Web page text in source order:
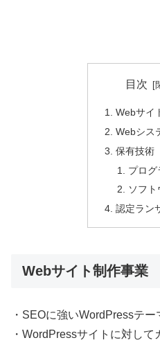
目次
Webサイ
Webシス
保有技術
プログ
ソフト
認定ラン
Webサイト制作事業
・SEOに強いWordPressテ
・WordPressサイトに対して